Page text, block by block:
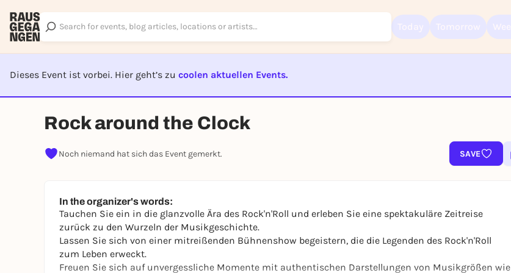
Dieses Event ist vorbei. Hier geht’s zu coolen aktuellen Events.
EVENT IST BEENDET
Rock around the Clock
Noch niemand hat sich das Event gemerkt. SAVE
In the organizer's words:
Tauchen Sie ein in die glanzvolle Ära des Rock'n'Roll und erleben Sie eine spektakuläre Zeitreise
zurück zu den Wurzeln der Musikgeschichte.
Lassen Sie sich von einer mitreißenden Bühnenshow begeistern, die die Legenden des Rock'n'Roll
zum Leben erweckt.
Freuen Sie sich auf unvergessliche Momente mit authentischen Darstellungen von Musikgrößen wie
Log in now